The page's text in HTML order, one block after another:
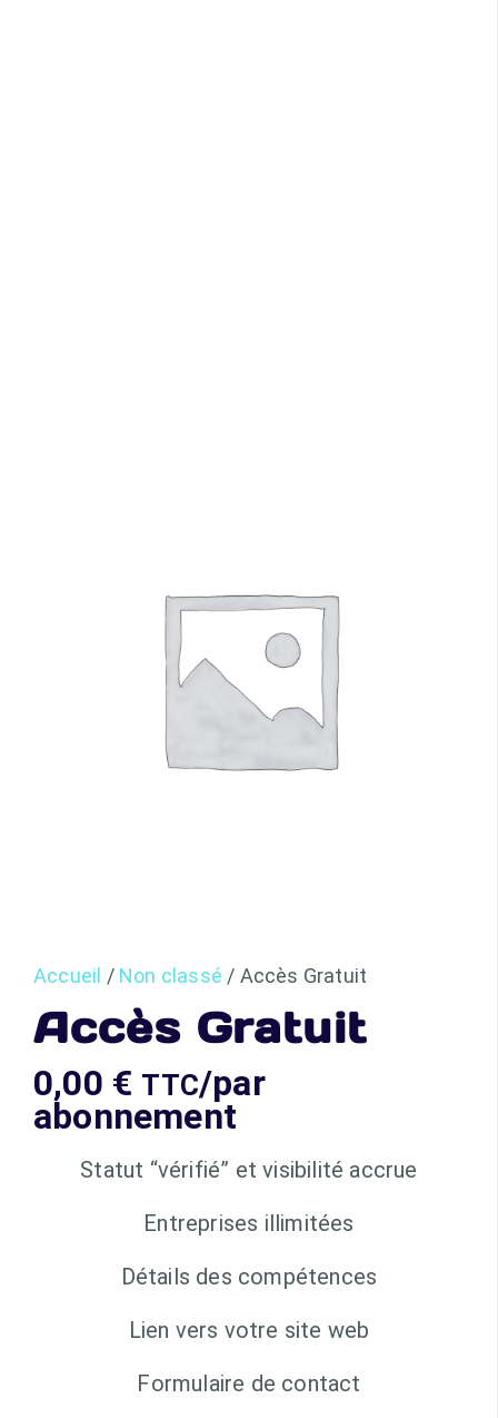
Accueil / Non classé / Accès Gratuit
Accès Gratuit
0,00 € TTC/par
abonnement
Statut “vérifié” et visibilité accrue
Entreprises illimitées
Détails des compétences
Lien vers votre site web
Formulaire de contact